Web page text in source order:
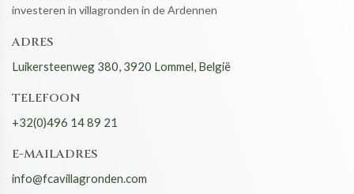
investeren in villagronden in de Ardennen
ADRES
Luikersteenweg 380, 3920 Lommel, België
TELEFOON
+32(0)496 14 89 21
E-MAILADRES
info@fcavillagronden.com